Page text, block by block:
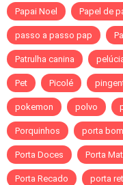
Papai Noel Papel de
passo a passo pap
Patrulha canina
Pet Picolé
pokemon polvo
Porquinhos porta
Porta Doces Porta
Porta Recado porta